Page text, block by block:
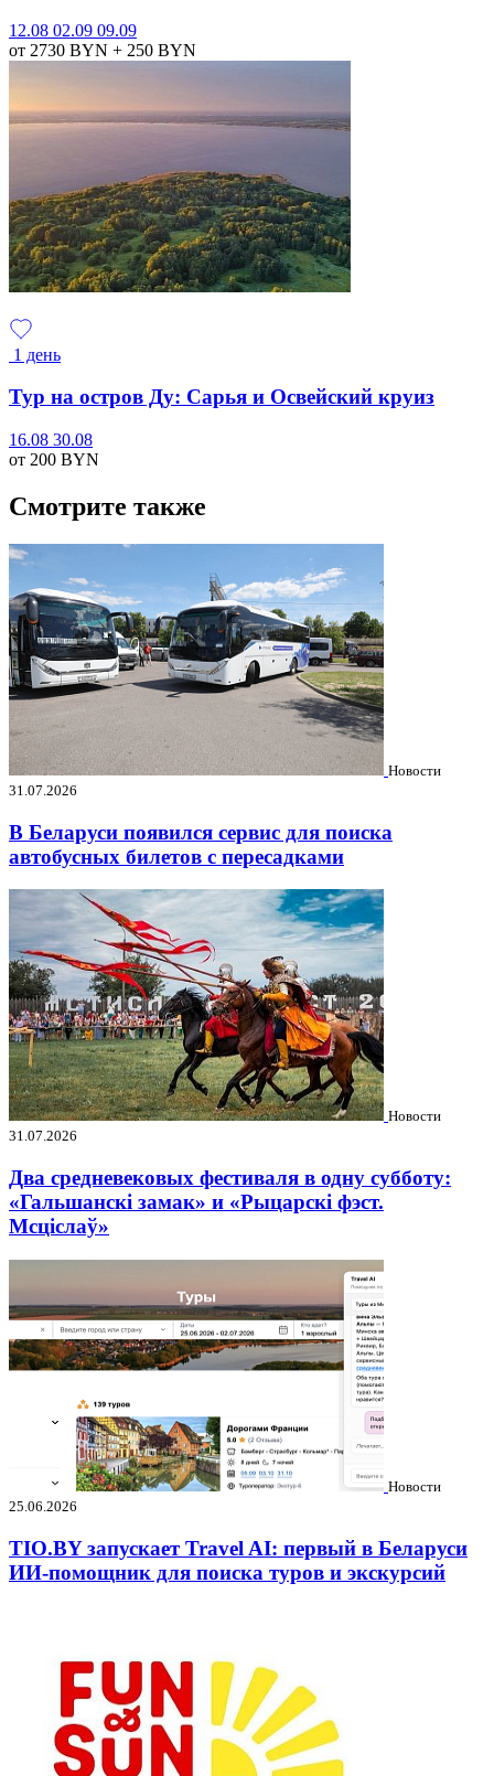
12.08 02.09 09.09
от 2730 BYN + 250 BYN
1 день
Тур на остров Ду: Сарья и Освейский круиз
16.08 30.08
от 200 BYN
Смотрите также
Новости
31.07.2026
В Беларуси появился сервис для поиска
автобусных билетов с пересадками
Новости
31.07.2026
Два средневековых фестиваля в одну субботу:
«Гальшанскі замак» и «Рыцарскі фэст.
Мсціслаў»
Новости
25.06.2026
TIO.BY запускает Travel AI: первый в Беларуси
ИИ-помощник для поиска туров и экскурсий